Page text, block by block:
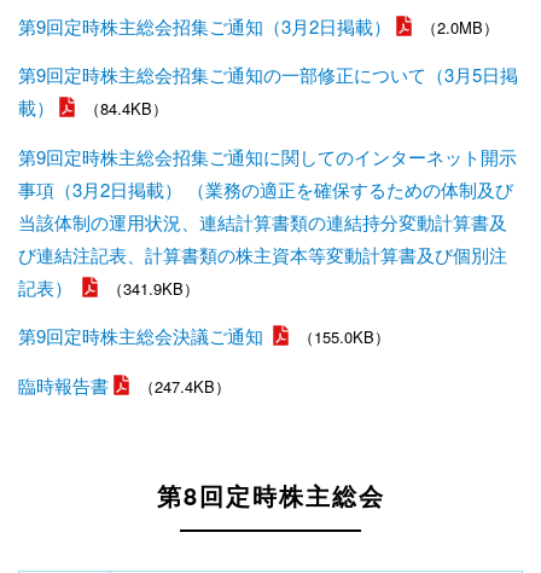
第9回定時株主総会招集ご通知（3月2日掲載） （2.0MB）
第9回定時株主総会招集ご通知の一部修正について（3月5日掲
載）
（84.4KB）
第9回定時株主総会招集ご通知に関してのインターネット開示
事項（3月2日掲載） （業務の適正を確保するための体制及び
当該体制の運用状況、連結計算書類の連結持分変動計算書及
び連結注記表、計算書類の株主資本等変動計算書及び個別注
記表）
（341.9KB）
第9回定時株主総会決議ご通知 （155.0KB）
臨時報告書 （247.4KB）
第8回定時株主総会